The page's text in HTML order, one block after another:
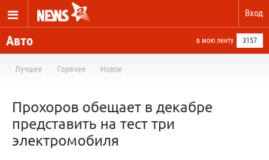
Вход
Авто в мою ленту 3157
Лучшее Горячее Новое
Прохоров обещает в декабре
представить на тест три
электромобиля